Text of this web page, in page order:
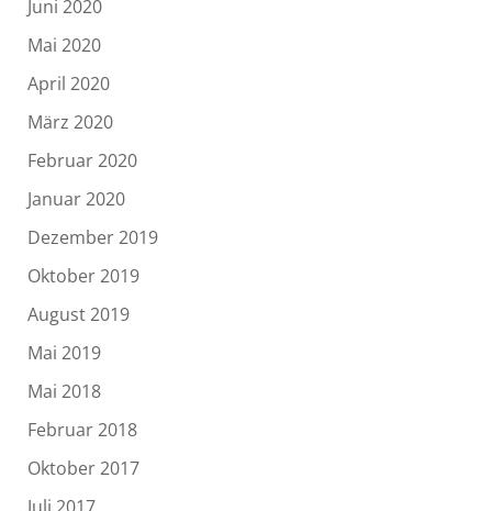
Juni 2020
Mai 2020
April 2020
März 2020
Februar 2020
Januar 2020
Dezember 2019
Oktober 2019
August 2019
Mai 2019
Mai 2018
Februar 2018
Oktober 2017